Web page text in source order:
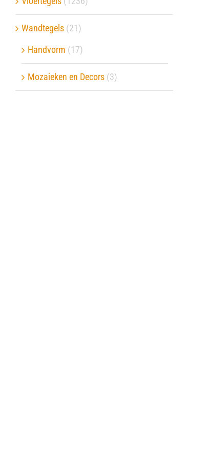
Verwerkingsmaterialen
Over ons
Contact
Wandtegels (21)
Handvorm (17)
Mozaieken en Decors (3)